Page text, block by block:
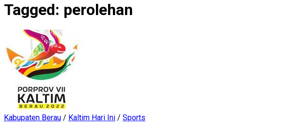
Tagged: perolehan
Kabupaten Berau / Kaltim Hari Ini / Sports